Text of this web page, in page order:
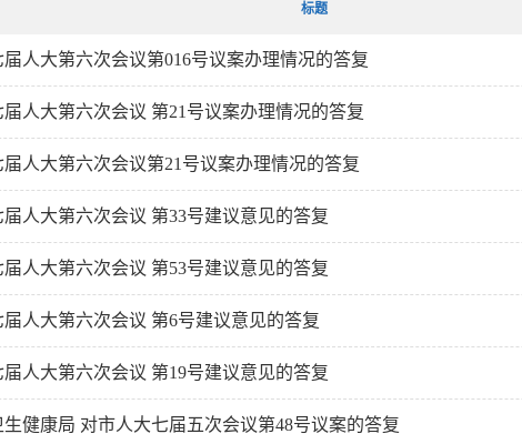
标题
届人大第六次会议第016号议案办理情况的答复
届人大第六次会议 第21号议案办理情况的答复
届人大第六次会议第21号议案办理情况的答复
届人大第六次会议 第33号建议意见的答复
届人大第六次会议 第53号建议意见的答复
届人大第六次会议 第6号建议意见的答复
届人大第六次会议 第19号建议意见的答复
生健康局 对市人大七届五次会议第48号议案的答复